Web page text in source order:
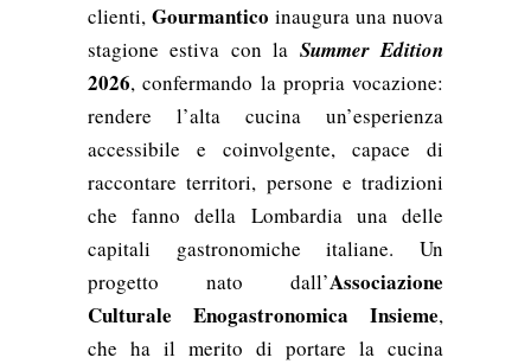
clienti, Gourmantico inaugura una nuova
stagione estiva con la Summer Edition
2026, confermando la propria vocazione:
rendere l’alta cucina un’esperienza
accessibile e coinvolgente, capace di
raccontare territori, persone e tradizioni
che fanno della Lombardia una delle
capitali gastronomiche italiane. Un
progetto nato dall’Associazione
Culturale Enogastronomica Insieme,
che ha il merito di portare la cucina